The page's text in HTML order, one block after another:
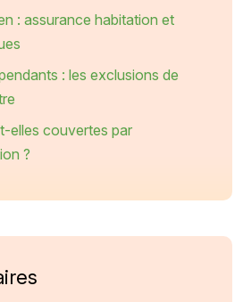
: assurance habitation et
: les exclusions de
elles couvertes par
?